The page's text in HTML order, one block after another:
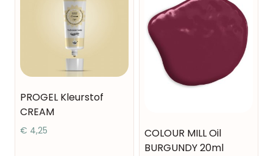
PROGEL Kleurstof
CREAM
€ 4,25
COLOUR MILL Oil
BURGUNDY 20ml